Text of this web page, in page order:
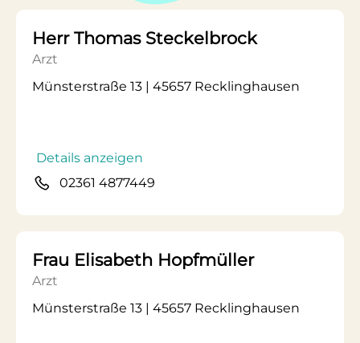
Herr Thomas Steckelbrock
Arzt
Münsterstraße 13 | 45657 Recklinghausen
Details anzeigen
02361 4877449
Frau Elisabeth Hopfmüller
Arzt
Münsterstraße 13 | 45657 Recklinghausen